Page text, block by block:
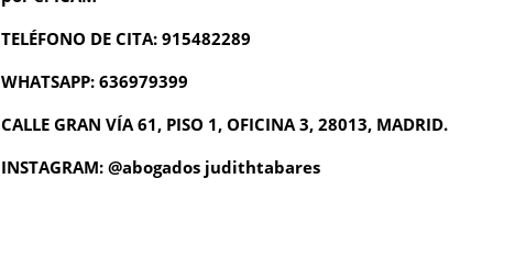
TELÉFONO DE CITA: 915482289
WHATSAPP: 636979399
CALLE GRAN VÍA 61, PISO 1, OFICINA 3, 28013, MADRID.
INSTAGRAM: @abogados judithtabares